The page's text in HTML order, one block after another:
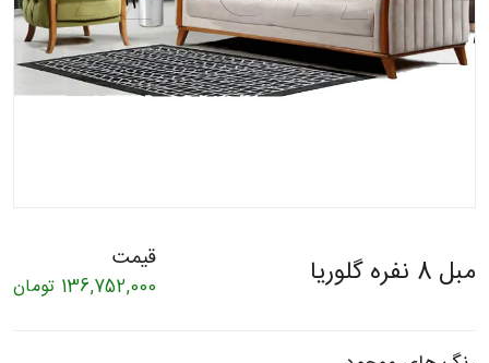
مبل 8 نفره گلوریا قیمت
136,752,000 تومان